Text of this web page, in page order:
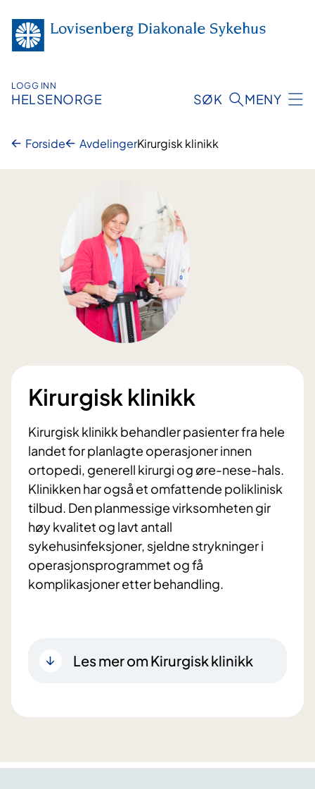
innhold
LOGG INN
HELSENORGE SØK MENY
Forside AvdelingerKirurgisk klinikk
Kirurgisk klinikk
Kirurgisk klinikk behandler pasienter fra hele
landet for planlagte operasjoner innen
ortopedi, generell kirurgi og øre-nese-hals.
Klinikken har også et omfattende poliklinisk
tilbud. Den planmessige virksomheten gir
høy kvalitet og lavt antall
sykehusinfeksjoner, sjeldne strykninger i
operasjonsprogrammet og få
komplikasjoner etter behandling.
Les mer om Kirurgisk klinikk